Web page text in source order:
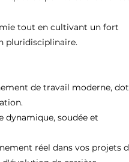
tout en cultivant un fort
pluridisciplinaire.
de travail moderne,
dynamique, soudée et
réel dans vos projets